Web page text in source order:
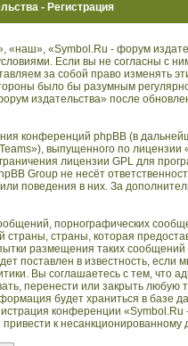
- Регистрация
«Symbol.Ru - форум
Если вы не согласны с
за собой право изменять
было бы разумным
издательства» после
конференций phpBB (в
выпущенного по лицензии
лицензии GPL для
Group не несёт
поведения в них. За
порнографических
страны, которая
размещения таких сообщений
поставлен в известность, если
Вы соглашаетесь с тем, что
перенести или закрыть любую
будет храниться в базе
конференции «Symbol.Ru
к несанкционированному